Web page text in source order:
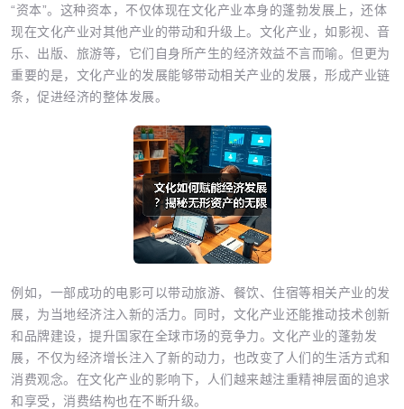
“资本”。这种资本，不仅体现在文化产业本身的蓬勃发展上，还体
现在文化产业对其他产业的带动和升级上。文化产业，如影视、音
乐、出版、旅游等，它们自身所产生的经济效益不言而喻。但更为
重要的是，文化产业的发展能够带动相关产业的发展，形成产业链
条，促进经济的整体发展。
例如，一部成功的电影可以带动旅游、餐饮、住宿等相关产业的发
展，为当地经济注入新的活力。同时，文化产业还能推动技术创新
和品牌建设，提升国家在全球市场的竞争力。文化产业的蓬勃发
展，不仅为经济增长注入了新的动力，也改变了人们的生活方式和
消费观念。在文化产业的影响下，人们越来越注重精神层面的追求
和享受，消费结构也在不断升级。